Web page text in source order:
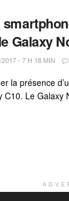
Galaxy
- 7 H 18 MIN
la présence
C10. Le Galaxy